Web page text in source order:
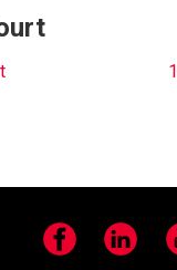
FacebookLinkedIn